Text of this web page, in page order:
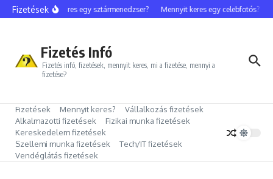
Ugrás a tartalomhoz
Fizetések
Mennyit keres egy sztármenedzser? Mennyit keres egy celebfotós?
Fizetés Infó
Fizetés infó, fizetések, mennyit keres, mi a fizetése, mennyi a
fizetése?
Fizetések Mennyit keres?
Vállalkozás fizetések
Alkalmazotti fizetések
Fizikai munka fizetések
Kereskedelem fizetések
Szellemi munka fizetések
Tech/IT fizetések
Vendéglátás fizetések